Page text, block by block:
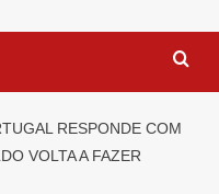
RESPONDE COM
VOLTA A FAZER